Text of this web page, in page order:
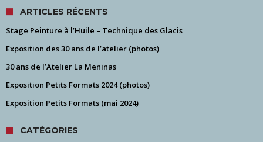
ARTICLES RÉCENTS
Stage Peinture à l’Huile – Technique des Glacis
Exposition des 30 ans de l’atelier (photos)
30 ans de l’Atelier La Meninas
Exposition Petits Formats 2024 (photos)
Exposition Petits Formats (mai 2024)
CATÉGORIES